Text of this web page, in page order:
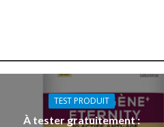
TEST PRODUIT
À tester gratuitement :